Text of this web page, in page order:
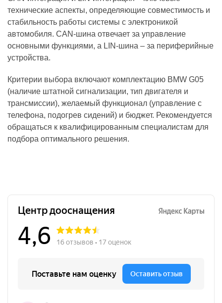
технические аспекты, определяющие совместимость и
стабильность работы системы с электроникой
автомобиля. CAN-шина отвечает за управление
основными функциями, а LIN-шина – за периферийные
устройства.
Критерии выбора включают комплектацию BMW G05
(наличие штатной сигнализации, тип двигателя и
трансмиссии), желаемый функционал (управление с
телефона, подогрев сидений) и бюджет. Рекомендуется
обращаться к квалифицированным специалистам для
подбора оптимального решения.